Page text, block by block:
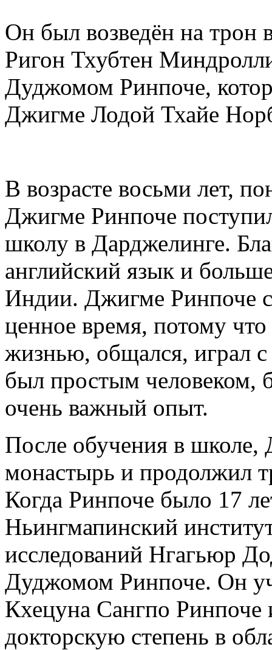
Он был возведён на трон
Ригон Тхубтен
Дуджомом Ринпоче,
Джигме Лодой Тхайе
В возрасте восьми лет,
Джигме Ринпоче
школу в Дарджелинге.
английский язык и
Индии. Джигме Ринпоче
ценное время, потому
жизнью, общался, играл
был простым человеком,
очень важный опыт.
После обучения в школе,
монастырь и продолжил
Когда Ринпоче было 17
Ньингмапинский
исследований Нгагьюр
Дуджомом Ринпоче. Он
Кхецуна Сангпо Ринпоче
докторскую степень в